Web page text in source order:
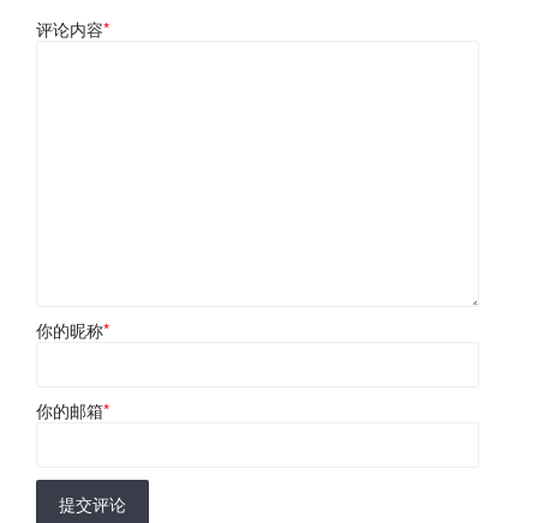
评论内容*
你的昵称*
你的邮箱*
提交评论